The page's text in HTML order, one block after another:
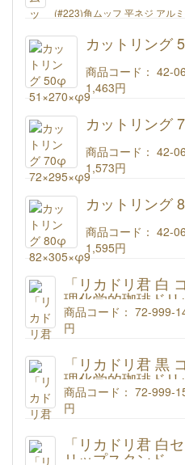
(#223)角ムッフ 平ネジ アル
カットリング
商品コード： 42-
1,463円
カットリング
商品コード： 42-
1,573円
カットリング
商品コード： 42-
1,595円
「リカドリ君 白
理化学的珈琲ドリ
商品コード： 72-999-
円
ニカル500mlフルセット
商品コード : 72-999-140
「リカドリ君 黒
理化学的珈琲ドリ
商品コード： 72-999-
円
ニカル500mlフルセット
商品コード : 72-999-150
「リカドリ君 白
リップスタンド